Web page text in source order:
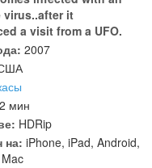
virus..after it
a visit from a UFO.
2007
мин
HDRip
на: iPhone, iPad, Android,